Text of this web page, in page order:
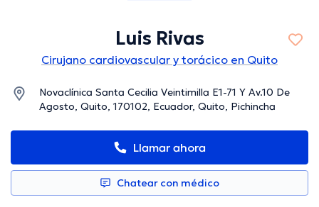
Luis Rivas
Cirujano cardiovascular y torácico en Quito
Novaclínica Santa Cecilia Veintimilla E1-71 Y Av.10 De
Agosto, Quito, 170102, Ecuador, Quito, Pichincha
Llamar ahora
Chatear con médico